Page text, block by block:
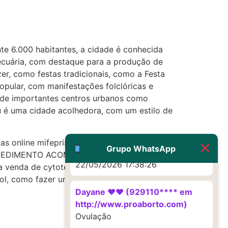
6.000 habitantes, a cidade é conhecida
com destaque para a produção de
como festas tradicionais, como a Festa
com manifestações folclóricas e
importantes centros urbanos como
uma cidade acolhedora, com um estilo de
online mifepristona e misoprostol,
ACOMPANHADO POR
venda de cytotec, compre Misoprostol,
como fazer um aborto abort1vo, Onde
Grupo WhatsApp
http://www.proaborto.com)
Deve ser um corrimento normal
mesmo
22/05/2026 17:19:47
http://www.proaborto.com)
Muito obrigadaaaaa
22/05/2026 17:38:26
Dayane ♥️♥️ (929110**** em
http://www.proaborto.com)
Ovulação